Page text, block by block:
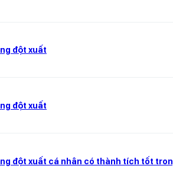
đột xuất
đột xuất
đột xuất cá nhân có thành tích tốt